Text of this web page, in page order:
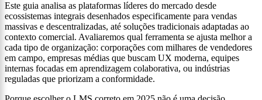
Este guia analisa as plataformas líderes do mercado desde
ecossistemas integrais desenhados especificamente para vendas
massivas e descentralizadas, até soluções tradicionais adaptadas ao
contexto comercial. Avaliaremos qual ferramenta se ajusta melhor a
cada tipo de organização: corporações com milhares de vendedores
em campo, empresas médias que buscam UX moderna, equipes
internas focadas em aprendizagem colaborativa, ou indústrias
reguladas que priorizam a conformidade.